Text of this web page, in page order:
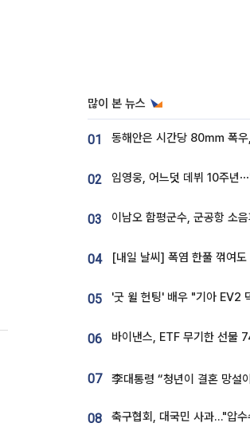
많이 본 뉴스
01
02
03
04
05
06
07
08